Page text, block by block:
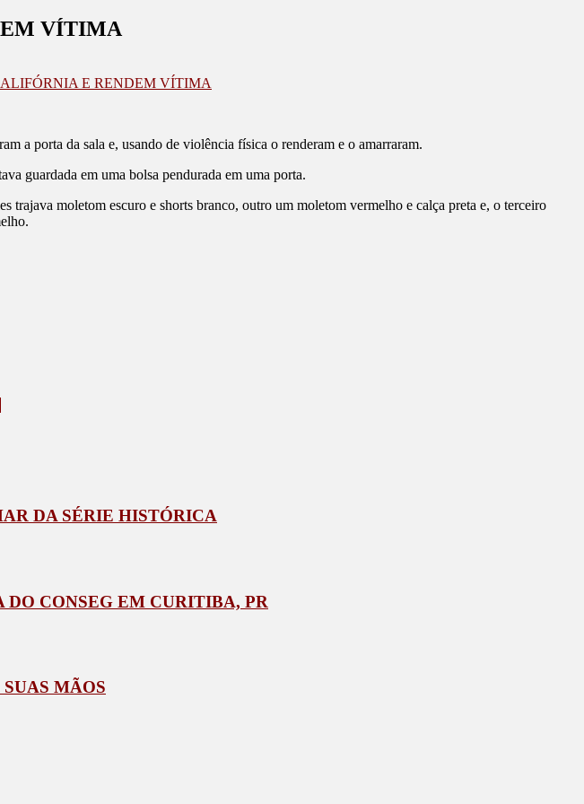
VÍTIMA
E RENDEM VÍTIMA
a porta da sala e, usando de violência física o renderam e o amarraram.
guardada em uma bolsa pendurada em uma porta.
trajava moletom escuro e shorts branco, outro um moletom vermelho e calça preta e, o terceiro
DA SÉRIE HISTÓRICA
CONSEG EM CURITIBA, PR
MÃOS